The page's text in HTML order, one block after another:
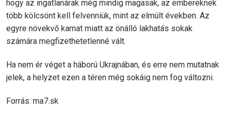
hogy az ingatlanárak még mindig magasak, az embereknek
több kölcsönt kell felvenniük, mint az elmúlt években. Az
egyre növekvő kamat miatt az önálló lakhatás sokak
számára megfizethetetlenné vált.
Ha nem ér véget a háború Ukrajnában, és erre nem mutatnak
jelek, a helyzet ezen a téren még sokáig nem fog változni.
Forrás: ma7.sk